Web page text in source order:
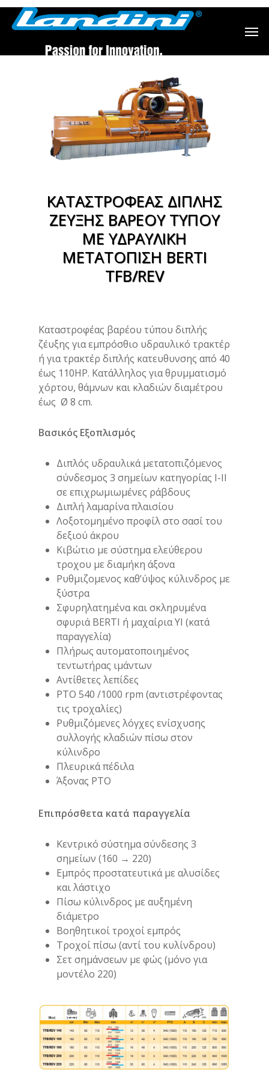
ΚΑΤΑΣΤΡΟΦΕΑΣ ΔΙΠΛΗΣ
ΖΕΥΞΗΣ ΒΑΡΕΟΥ ΤΥΠΟΥ
ΜΕ ΥΔΡΑΥΛΙΚΗ
ΜΕΤΑΤΟΠΙΣΗ BERTI
TFB/REV
Καταστροφέας βαρέου τύπου διπλής
ζέυξης για εμπρόσθιο υδραυλικό τρακτέρ
ή για τρακτέρ διπλής κατευθυνσης από 40
έως 110ΗΡ. Κατάλληλος για θρυμματισμό
χόρτου, θάμνων και κλαδιών διαμέτρου
έως Ø 8 cm.
Βασικός Εξοπλισμός
Διπλός υδραυλικά μετατοπιζόμενος
σύνδεσμος 3 σημείων κατηγορίας Ι-ΙΙ
σε επιχρωμιωμένες ράβδους
Διπλή λαμαρίνα πλαισίου
Λοξοτομημένο προφίλ στο σασί του
δεξιού άκρου
Κιβώτιο με σύστημα ελεύθερου
τροχου με διαμήκη άξονα
Ρυθμιζομενος καθ’ύψος κύλινδρος με
ξύστρα
Σφυρηλατημένα και σκληρυμένα
σφυριά BERTI ή μαχαίρια ΥΙ (κατά
παραγγελία)
Πλήρως αυτοματοποιημένος
τεντωτήρας ιμάντων
Αντίθετες λεπίδες
PTO 540 /1000 rpm (αντιστρέφοντας
τις τροχαλίες)
Ρυθμιζόμενες λόγχες ενίσχυσης
συλλογής κλαδιών πίσω στον
κύλινδρο
Πλευρικά πέδιλα
Άξονας ΡΤΟ
Επιπρόσθετα κατά παραγγελία
Κεντρικό σύστημα σύνδεσης 3
σημείων (160 → 220)
Εμπρός προστατευτικά με αλυσίδες
και λάστιχο
Πίσω κύλινδρος με αυξημένη
διάμετρο
Βοηθητικοί τροχοί εμπρός
Τροχοί πίσω (αντί του κυλίνδρου)
Σετ σημάνσεων με φώς (μόνο για
μοντέλο 220)